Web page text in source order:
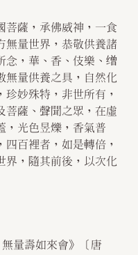
菩薩，承佛威神，一食
無量世界，恭敬供養諸
念，華、香、伎樂、缯
無量供養之具，自然化
珍妙殊特，非世所有，
菩薩、聲聞之眾，在虛
，光色昱爍，香氣普
四百裡者，如是轉倍，
界，隨其前後，以次化
無量壽如來會》〔唐